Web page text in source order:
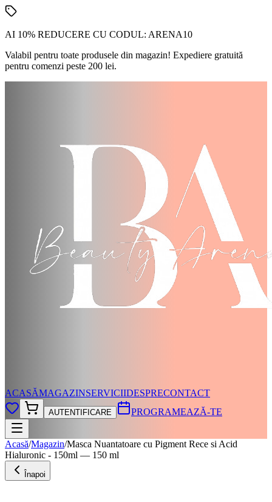
AI 10% REDUCERE CU CODUL: ARENA10
Valabil pentru toate produsele din magazin! Expediere gratuită
pentru comenzi peste 200 lei.
ACASĂMAGAZINSERVICIIDESPRECONTACT
AUTENTIFICARE PROGRAMEAZĂ-TE
Acasă/Magazin/Masca Nuantatoare cu Pigment Rece si Acid
Hialuronic - 150ml — 150 ml
Înapoi